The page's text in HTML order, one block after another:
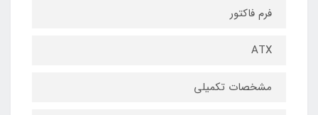
فرم فاکتور
ATX
مشخصات تکمیلی